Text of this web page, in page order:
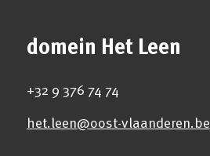
domein Het Leen
+32 9 376 74 74
het.leen@oost-vlaanderen.be